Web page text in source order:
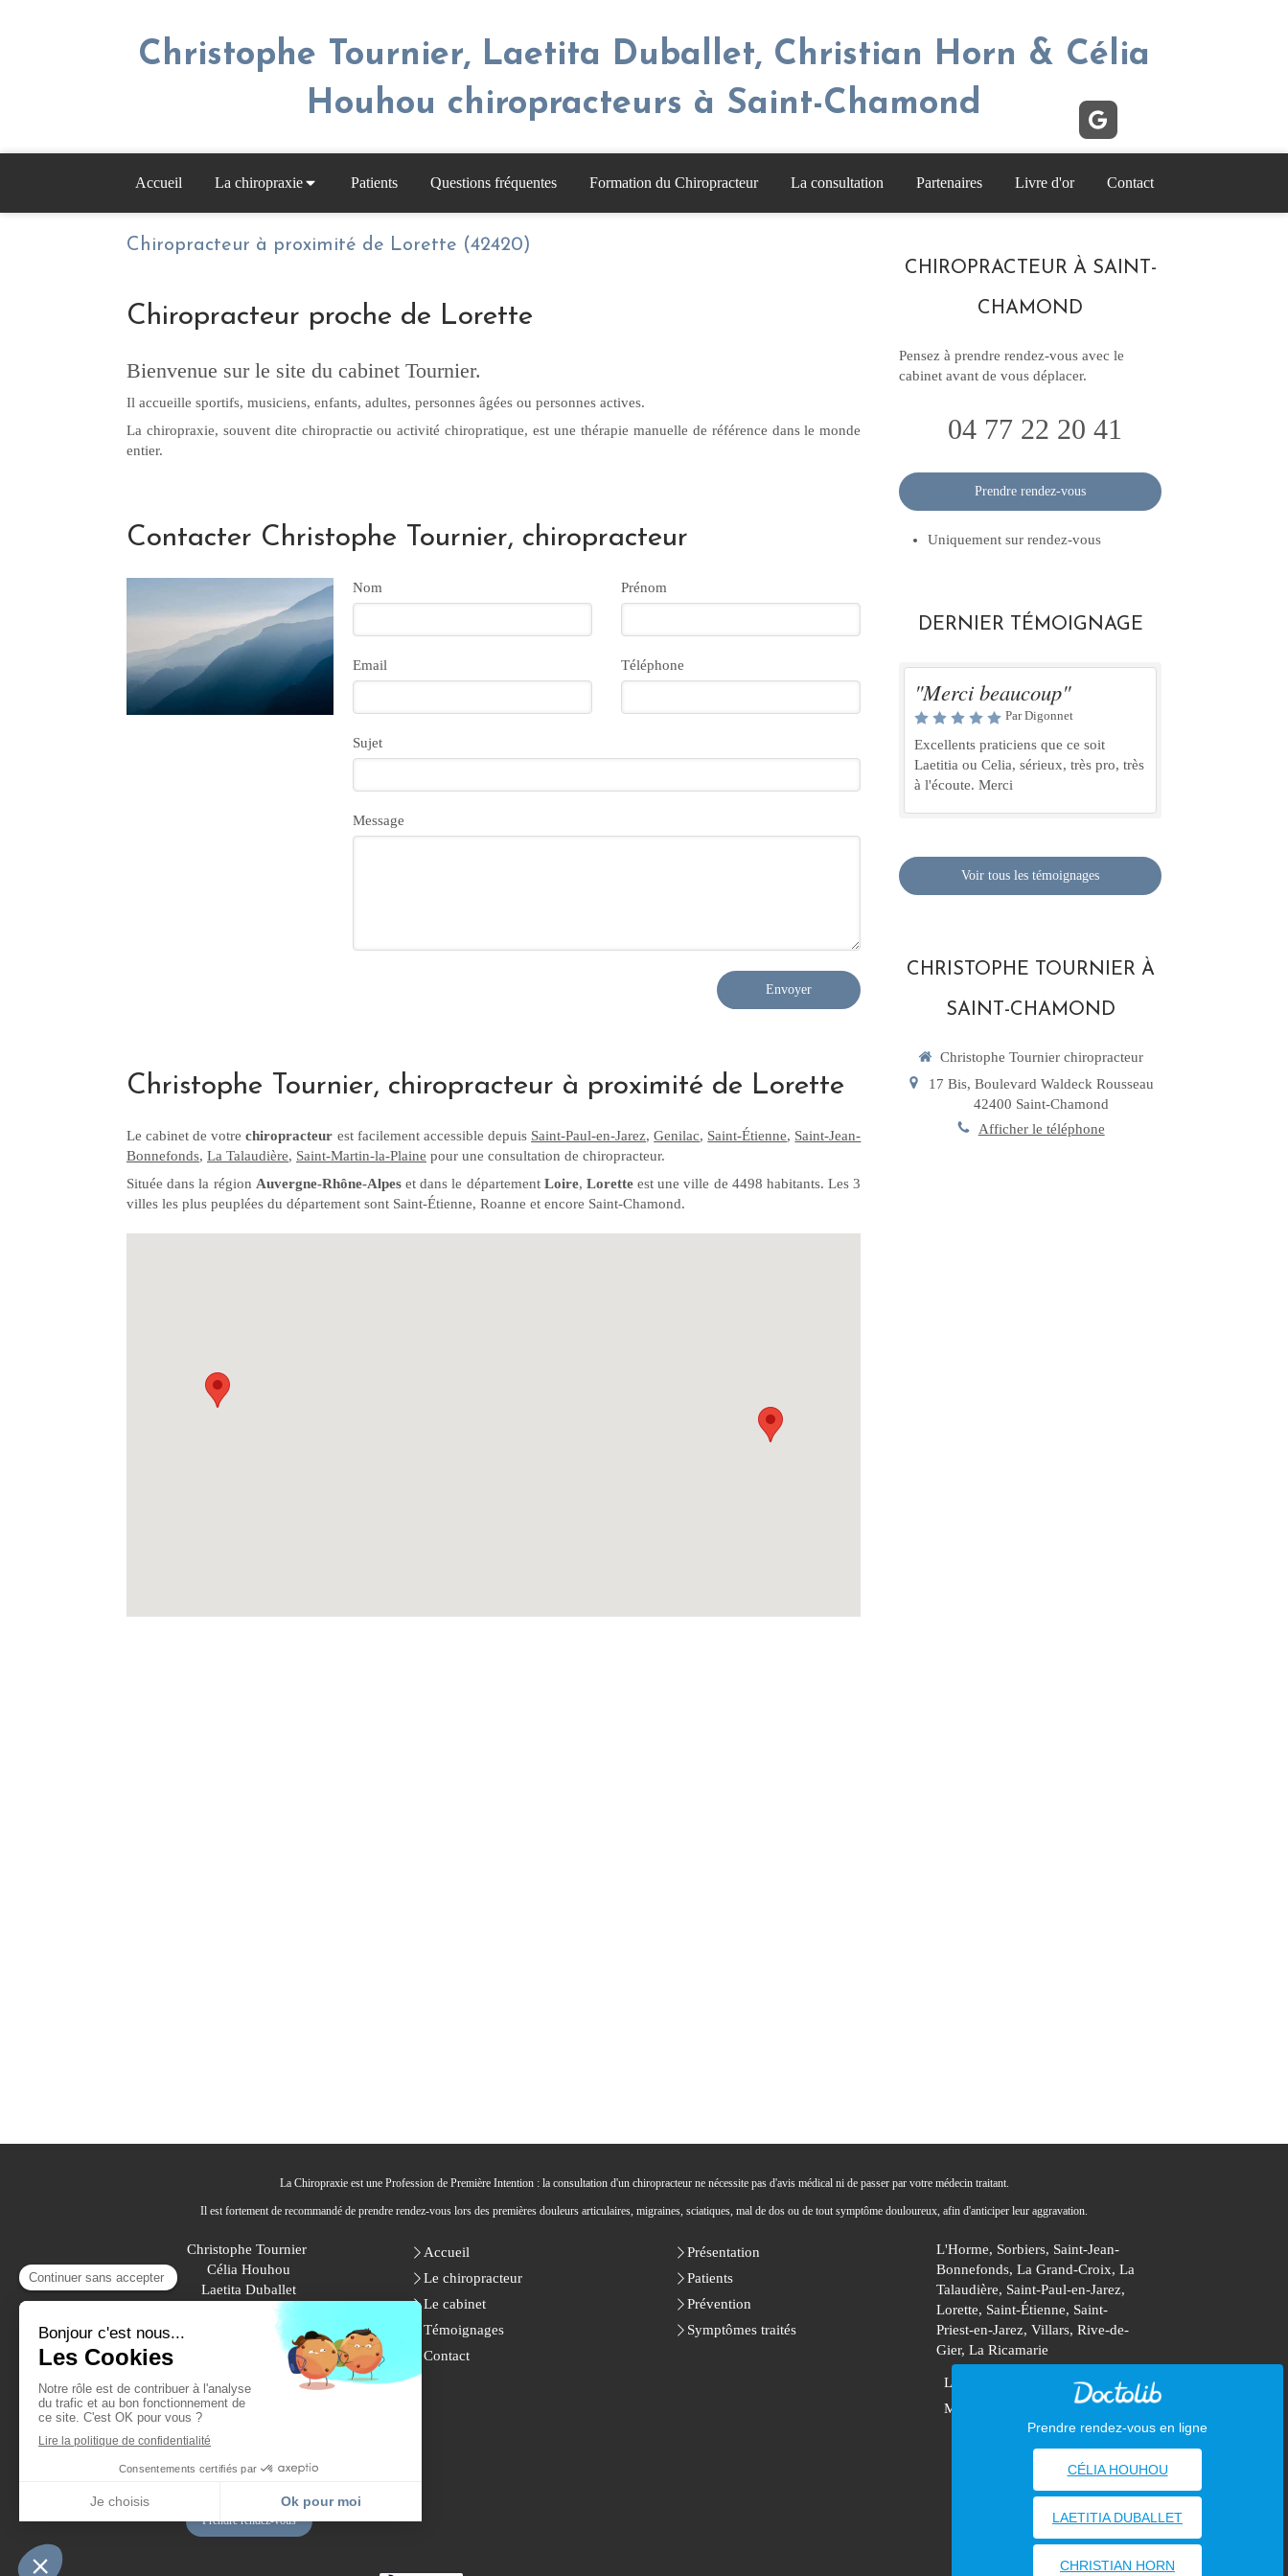
Christophe Tournier, Laetita Duballet, Christian Horn & Célia
Houhou chiropracteurs à Saint-Chamond
Accueil La chiropraxie Patients Questions fréquentes Formation du Chiropracteur La consultation Partenaires Livre d'or Contact
Chiropracteur à proximité de Lorette (42420)
Chiropracteur proche de Lorette
Bienvenue sur le site du cabinet Tournier.
Il accueille sportifs, musiciens, enfants, adultes, personnes âgées ou personnes actives.
La chiropraxie, souvent dite chiropractie ou activité chiropratique, est une thérapie manuelle de référence dans le monde
entier.
Contacter Christophe Tournier, chiropracteur
Nom Prénom
Email Téléphone
Sujet
Message
Envoyer
Christophe Tournier, chiropracteur à proximité de Lorette
Le cabinet de votrechiropracteur est facilement accessible depuis Saint-Paul-en-Jarez,Genilac, Saint-Étienne, Saint-Jean-
Bonnefonds, La Talaudière, Saint-Martin-la-Plaine pour une consultation de chiropracteur.
Située dans la région Auvergne-Rhône-Alpeset dans le département Loire, Loretteest une ville de 4498 habitants. Les 3
villes les plus peuplées du département sont Saint-Étienne, Roanne et encore Saint-Chamond.
CHIROPRACTEUR À SAINT-
CHAMOND
Pensez à prendre rendez-vous avec le
cabinet avant de vous déplacer.
04 77 22 20 41
Prendre rendez-vous
Uniquement sur rendez-vous
DERNIER TÉMOIGNAGE
"Merci beaucoup"
Par Digonnet
Excellents praticiens que ce soit
Laetitia ou Celia, sérieux, très pro, très
à l'écoute. Merci
Voir tous les témoignages
CHRISTOPHE TOURNIER À
SAINT-CHAMOND
Christophe Tournier chiropracteur
17 Bis, Boulevard Waldeck Rousseau
42400 Saint-Chamond
Afficher le téléphone
La Chiropraxie est une Profession de Première Intention : la consultation d'un chiropracteur ne nécessite pas d'avis médical ni de passer par votre médecin traitant.
Il est fortement de recommandé de prendre rendez-vous lors des premières douleurs articulaires, migraines, sciatiques, mal de dos ou de tout symptôme douloureux, afin d'anticiper leur aggravation.
Christophe Tournier
Célia Houhou
Laetita Duballet
Chiropracteurs Saint-Chamond
17 Bis, Boulevard Waldeck
42400 Saint-Chamond
Afficher le téléphone
Prendre rendez-vous
Accueil
Le chiropracteur
Le cabinet
Témoignages
Contact
Présentation
Patients
Prévention
Symptômes traités
L'Horme, Sorbiers, Saint-Jean-
Bonnefonds, La Grand-Croix, La
Talaudière, Saint-Paul-en-Jarez,
Lorette, Saint-Étienne, Saint-
Priest-en-Jarez, Villars, Rive-de-
Gier, La Ricamarie
Liens utiles
Plan du site
Mentions légales
Prendre rendez-vous en ligne
CÉLIA HOUHOU
LAETITIA DUBALLET
CHRISTIAN HORN